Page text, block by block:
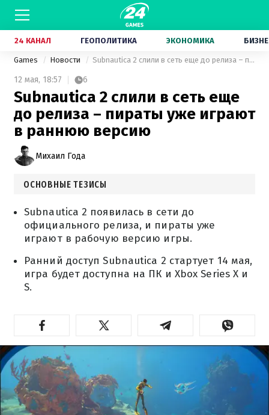
24 КАНАЛ ГЕОПОЛИТИКА ЭКОНОМИКА
Games Новости Subnautica 2 слили в сеть еще до релиза – пираты уже играют в раннюю версию
12 мая, 18:57 6
Subnautica 2 слили в сеть еще
до релиза – пираты уже играют
в раннюю версию
Михаил Года
ОСНОВНЫЕ ТЕЗИСЫ
Subnautica 2 появилась в сети до
официального релиза, и пираты уже
играют в рабочую версию игры.
Ранний доступ Subnautica 2 стартует 14 мая,
игра будет доступна на ПК и Xbox Series X и
S.